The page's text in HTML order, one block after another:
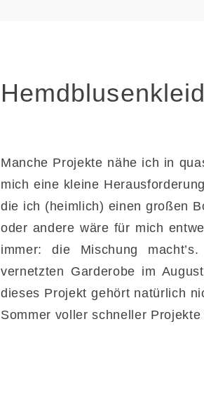
Manche Projekte nähe ich in
mich eine kleine
die ich (heimlich) einen großen
oder andere wäre für mich
immer: die Mischung
vernetzten Garderobe im
dieses Projekt gehört natürlich
Sommer voller schneller